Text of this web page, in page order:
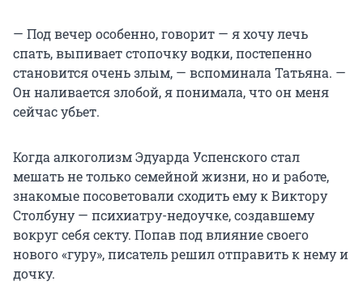
— Под вечер особенно, говорит — я хочу лечь
спать, выпивает стопочку водки, постепенно
становится очень злым, — вспоминала Татьяна. —
Он наливается злобой, я понимала, что он меня
сейчас убьет.
Когда алкоголизм Эдуарда Успенского стал
мешать не только семейной жизни, но и работе,
знакомые посоветовали сходить ему к Виктору
Столбуну — психиатру-недоучке, создавшему
вокруг себя секту. Попав под влияние своего
нового «гуру», писатель решил отправить к нему и
дочку.